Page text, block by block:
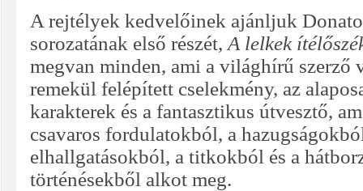
A rejtélyek kedvelőinek ajánljuk
sorozatának első részét, A lelkek
megvan minden, ami a világhírű szerző
remekül felépített cselekmény, az
karakterek és a fantasztikus útvesztő,
csavaros fordulatokból, a
elhallgatásokból, a titkokból és a
történésekből alkot meg.